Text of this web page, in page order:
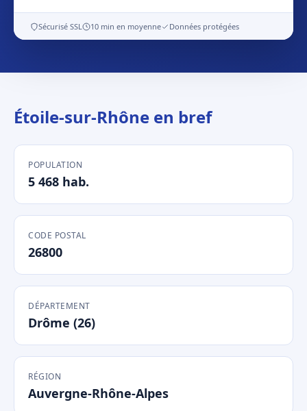
Sécurisé SSL 10 min en moyenne Données protégées
Étoile-sur-Rhône en bref
POPULATION
5 468 hab.
CODE POSTAL
26800
DÉPARTEMENT
Drôme (26)
RÉGION
Auvergne-Rhône-Alpes